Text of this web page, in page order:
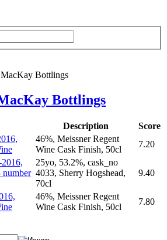
Bottlings
Bottlings
Description
Score
46%, Meissner Regent
Wine Cask Finish, 50cl
7.20
25yo, 53.2%, cask_no
4033, Sherry Hogshead,
70cl
9.40
46%, Meissner Regent
Wine Cask Finish, 50cl
7.80